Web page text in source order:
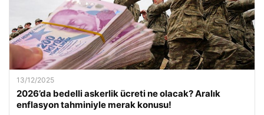
13/12/2025
2026’da bedelli askerlik ücreti ne olacak? Aralık
enflasyon tahminiyle merak konusu!